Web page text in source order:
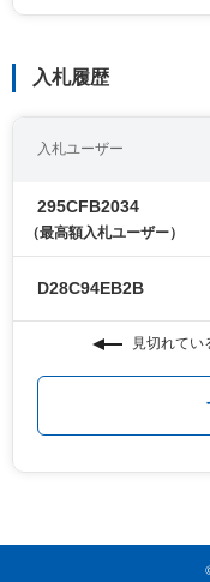
入札履歴
入札ユーザー
295CFB2034
（最高額入札ユーザー）
D28C94EB2B
見切れてい